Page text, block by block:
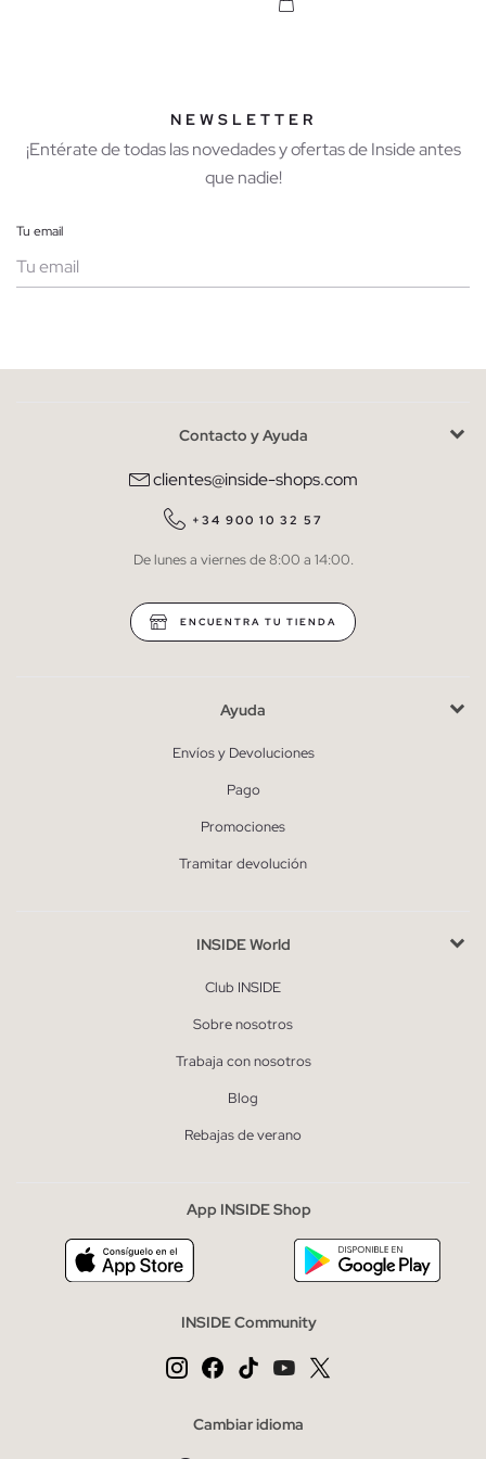
NEWSLETTER
¡Entérate de todas las novedades y ofertas de Inside antes
que nadie!
Tu email
He leído y entiendo lapolítica de privacidad
QUIERO SUSCRIBIRME
* Puedes cancelar la suscripción en cualquier momento.
Contacto y Ayuda
clientes@inside-shops.com
+34 900 10 32 57
De lunes a viernes de 8:00 a 14:00.
ENCUENTRA TU TIENDA
Ayuda
Envíos y Devoluciones
Pago
Promociones
Tramitar devolución
INSIDE World
Club INSIDE
Sobre nosotros
Trabaja con nosotros
Blog
Rebajas de verano
App INSIDE Shop
INSIDE Community
Cambiar idioma